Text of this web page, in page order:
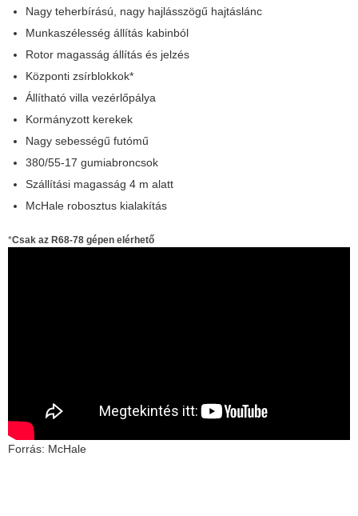
Nagy teherbírású, nagy hajlásszögű hajtáslánc
Munkaszélesség állítás kabinból
Rotor magasság állítás és jelzés
Központi zsírblokkok*
Állítható villa vezérlőpálya
Kormányzott kerekek
Nagy sebességű futómű
380/55-17 gumiabroncsok
Szállítási magasság 4 m alatt
McHale robosztus kialakítás
*Csak az R68-78 gépen elérhető
Forrás: McHale